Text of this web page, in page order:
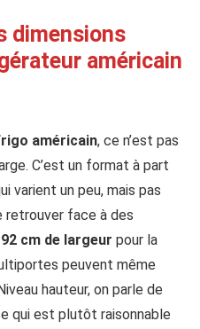
dimensions
américain
américain, ce n’est pas
C’est un format à part
varient un peu, mais pas
retrouver face à des
cm de largeur pour la
peuvent même
hauteur, on parle de
qui est plutôt raisonnable